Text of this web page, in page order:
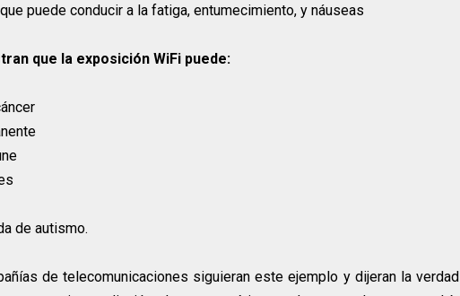
puede conducir a la fatiga, entumecimiento, y náuseas
que la exposición WiFi puede:
de autismo.
de telecomunicaciones siguieran este ejemplo y dijeran la verdad